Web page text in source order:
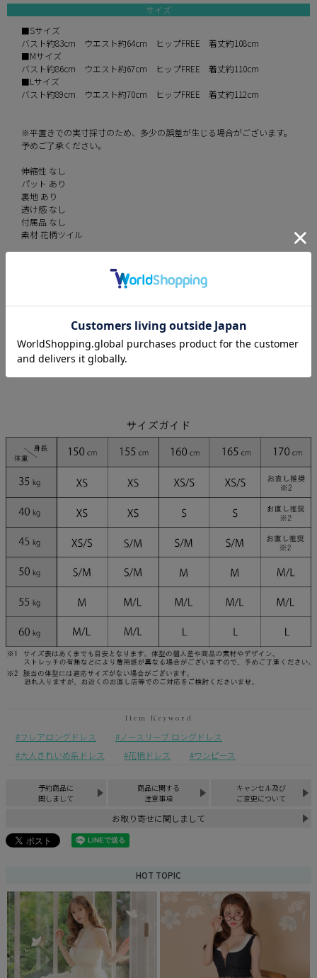
サイズ
■Sサイズ
バスト約83cm ウエスト約64cm ヒップFREE 着丈約108cm
■Mサイズ
バスト約86cm ウエスト約67cm ヒップFREE 着丈約110cm
■Lサイズ
バスト約89cm ウエスト約70cm ヒップFREE 着丈約112cm
※平置きでの実寸採寸のため、多少の誤差が生じる場合がございます。
予めご了承ください。
伸縮性 なし
パット あり
裏地 あり
透け感 なし
付属品 なし
素材 花柄ツイル
モデル
るな 身長159cm/Sサイズ
まおちゃる 身長160cm/Sサイズ
フレアロングドレス
ノースリーブ ロングドレス
大人きれいめ系ドレス
花柄ドレス ワンピース
予約商品に
関しまして
商品に関する
注意事項
キャンセル及び
ご変更について
お取り寄せに関しまして
HOT TOPIC